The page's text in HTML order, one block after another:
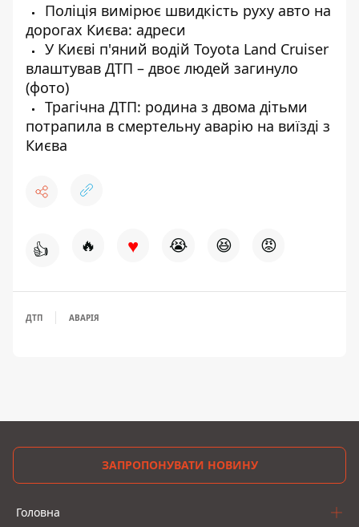
Поліція вимірює швидкість руху авто на
дорогах Києва: адреси
У Києві п'яний водій Toyota Land Cruiser
влаштував ДТП – двоє людей загинуло
(фото)
Трагічна ДТП: родина з двома дітьми
потрапила в смертельну аварію на виїзді з
Києва
👍 🔥 ♥ 😭 😆 😡
ДТП АВАРІЯ
ЗАПРОПОНУВАТИ НОВИНУ
Головна